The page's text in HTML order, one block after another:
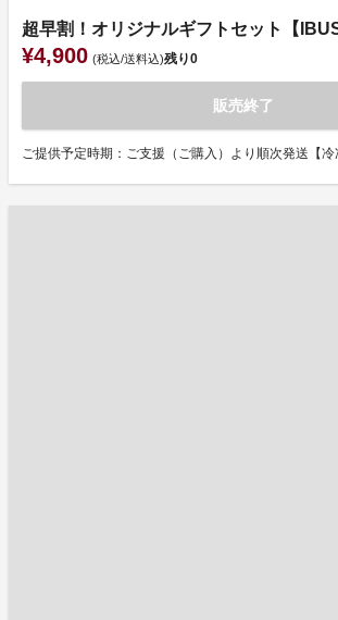
超早割！オリジナルギフトセット【
¥4,900 (税込/送料込)残り0
販売終了
ご提供予定時期：ご支援（ご購入）より順次発送【冷